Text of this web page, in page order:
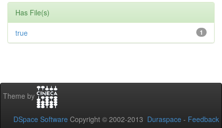
Has File(s)
1
true
Theme by
DSpace Software Copyright © 2002-2013 Duraspace - Feedback